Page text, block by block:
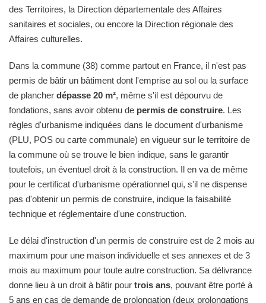
des Territoires, la Direction départementale des Affaires
sanitaires et sociales, ou encore la Direction régionale des
Affaires culturelles.
Dans la commune (38) comme partout en France, il n'est pas
permis de bâtir un bâtiment dont l'emprise au sol ou la surface
de plancher dépasse 20 m², même s'il est dépourvu de
fondations, sans avoir obtenu de permis de construire. Les
règles d'urbanisme indiquées dans le document d'urbanisme
(PLU, POS ou carte communale) en vigueur sur le territoire de
la commune où se trouve le bien indique, sans le garantir
toutefois, un éventuel droit à la construction. Il en va de même
pour le certificat d'urbanisme opérationnel qui, s'il ne dispense
pas d'obtenir un permis de construire, indique la faisabilité
technique et réglementaire d'une construction.
Le délai d'instruction d'un permis de construire est de 2 mois au
maximum pour une maison individuelle et ses annexes et de 3
mois au maximum pour toute autre construction. Sa délivrance
donne lieu à un droit à bâtir pour trois ans, pouvant être porté à
5 ans en cas de demande de prolongation (deux prolongations